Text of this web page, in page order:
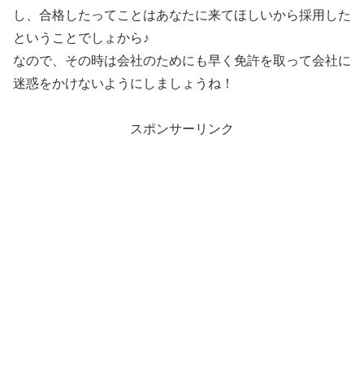
し、合格したってことはあなたに来てほしいから採用した
ということでしょから♪
なので、その時は会社のためにも早く免許を取って会社に
迷惑をかけないようにしましょうね！
スポンサーリンク